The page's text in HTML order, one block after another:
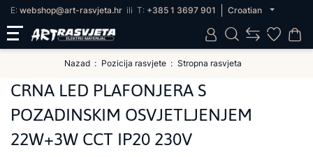
E: webshop@art-rasvjeta.hr ili T: +385 1 3697 901 Croatian
Nazad Pozicija rasvjete Stropna rasvjeta
CRNA LED PLAFONJERA S
POZADINSKIM OSVJETLJENJEM
22W+3W CCT IP20 230V